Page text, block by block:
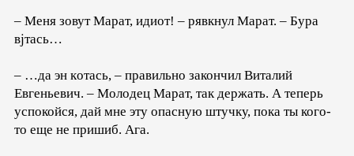
– Меня зовут Марат, идиот! – рявкнул Марат. – Бура
вjтась…
– …да эн кoтась, – правильно закончил Виталий
Евгеньевич. – Молодец Марат, так держать. А теперь
успокойся, дай мне эту опасную штучку, пока ты кого-
то еще не пришиб. Ага.